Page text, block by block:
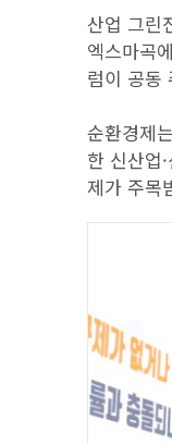
산업 그린
엑스마곡
럼이 공동
순환경제
한 신산업
제가 주목